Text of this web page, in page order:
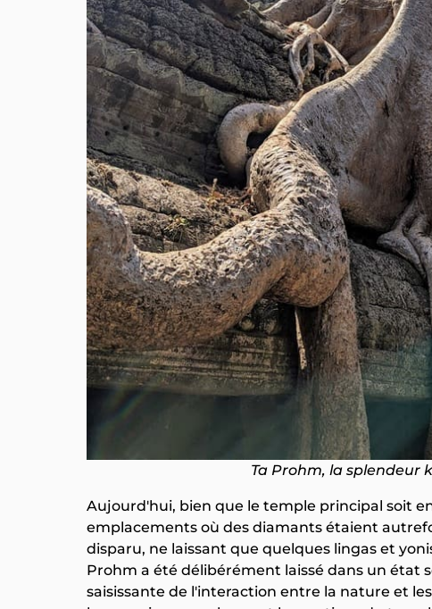
Ta Prohm, la splendeur
Aujourd'hui, bien que le temple principal soit
emplacements où des diamants étaient
disparu, ne laissant que quelques lingas et
Prohm a été délibérément laissé dans un état
saisissante de l'interaction entre la nature et